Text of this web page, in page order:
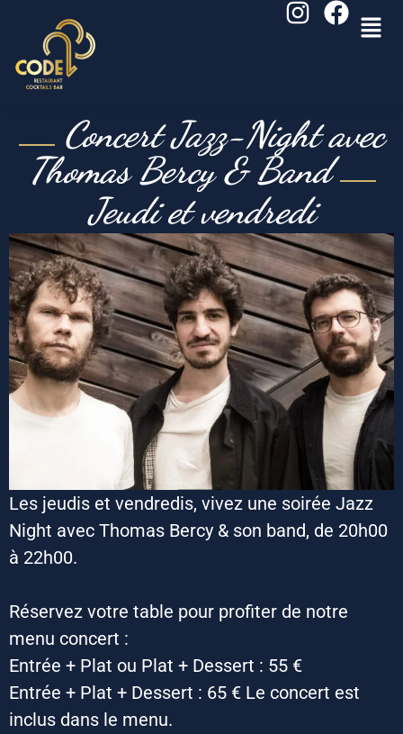
Les jeudis et vendredis, vivez une soirée Jazz
Night avec Thomas Bercy & son band, de 20h00
à 22h00.
Réservez votre table pour profiter de notre
menu concert :
Entrée + Plat ou Plat + Dessert : 55 €
Entrée + Plat + Dessert : 65 € Le concert est
inclus dans le menu.
Concert Jazz-Night avec
Thomas Bercy & Band
Jeudi et vendredi